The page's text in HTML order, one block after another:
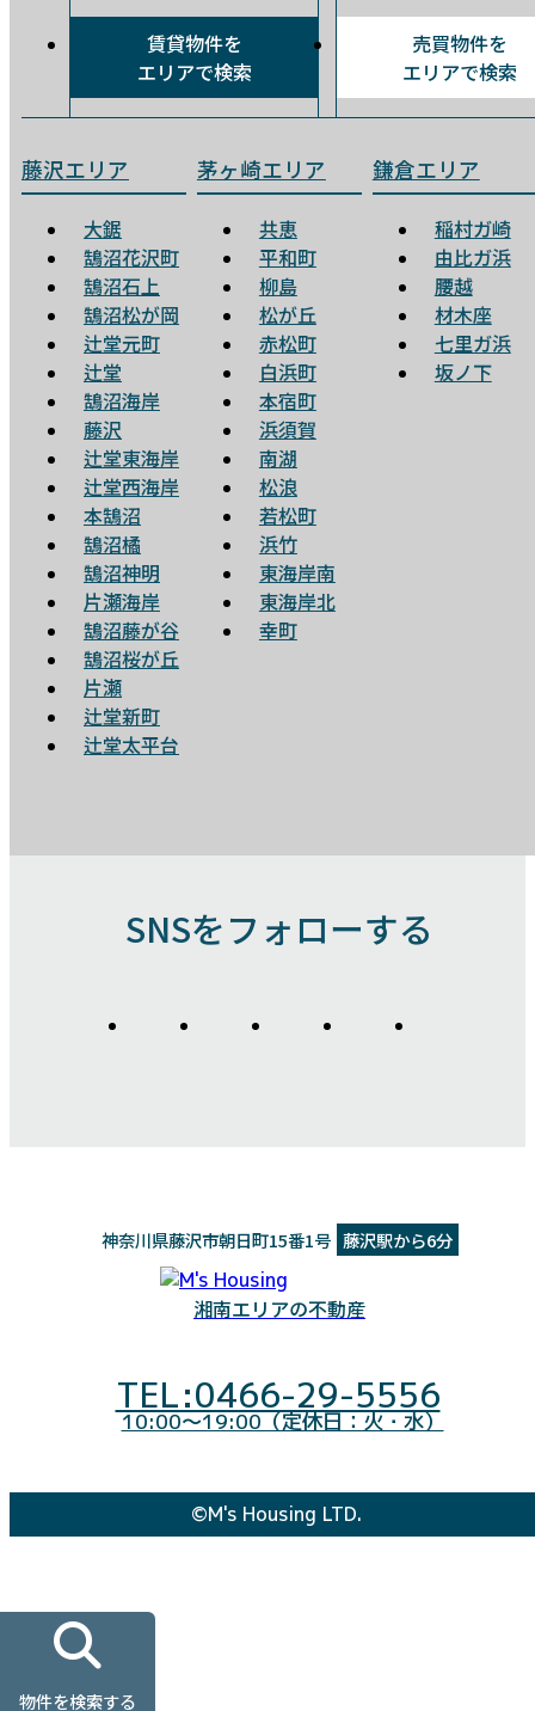
賃貸物件を
エリアで検索
売買物件を
エリアで検索
藤沢エリア
大鋸
鵠沼花沢町
鵠沼石上
鵠沼松が岡
辻堂元町
辻堂
鵠沼海岸
藤沢
辻堂東海岸
辻堂西海岸
本鵠沼
鵠沼橘
鵠沼神明
片瀬海岸
鵠沼藤が谷
鵠沼桜が丘
片瀬
辻堂新町
辻堂太平台
茅ヶ崎エリア
共恵
平和町
柳島
松が丘
赤松町
白浜町
本宿町
浜須賀
南湖
松浪
若松町
浜竹
東海岸南
東海岸北
幸町
鎌倉エリア
稲村ガ崎
由比ガ浜
腰越
材木座
七里ガ浜
坂ノ下
SNSをフォローする
湘南エリアの不動産
神奈川県藤沢市朝日町15番1号 藤沢駅から6分
TEL:0466-29-5556
10:00～19:00（定休日：火・水）
©M's Housing LTD.
物件を検索する